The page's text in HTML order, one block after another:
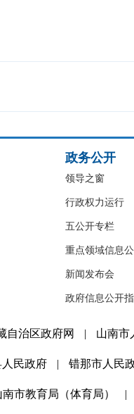
政务公开
领导之窗
行政权力运行
五公开专栏
重点领域信息
新闻发布会
政府信息公开
自治区政府网 | 山南市
民政府 | 错那市人民
南市教育局（体育局） |